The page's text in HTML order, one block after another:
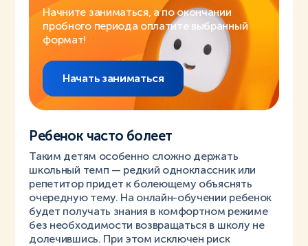
Начните заниматься, а по окончании
пробного периода оплатите выбранный
формат!
Начать заниматься
Ребенок часто болеет
Таким детям особенно сложно держать
школьный темп — редкий одноклассник или
репетитор придет к болеющему объяснять
очередную тему. На онлайн-обучении ребенок
будет получать знания в комфортном режиме
без необходимости возвращаться в школу не
долечившись. При этом исключен риск